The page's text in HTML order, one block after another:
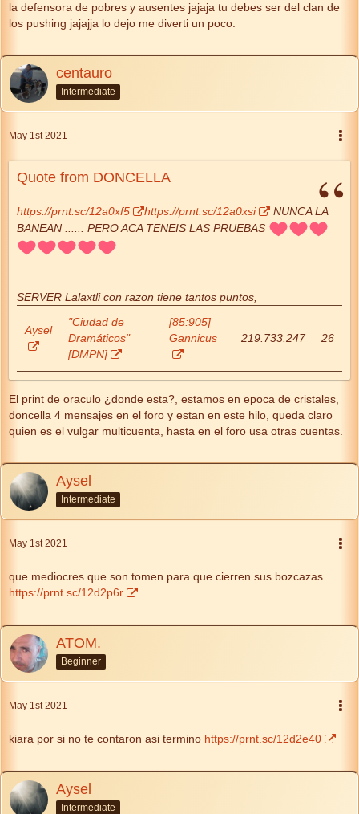
la defensora de pobres y ausentes jajaja tu debes ser del clan de
los pushing jajajja lo dejo me diverti un poco.
centauro
Intermediate
May 1st 2021
Quote from DONCELLA
https://prnt.sc/12a0xf5 https://prnt.sc/12a0xsi
NUNCA LA
BANEAN ...... PERO ACA TENEIS LAS PRUEBAS
SERVER Lalaxtli con razon tiene tantos puntos,
Aysel
"Ciudad de
Dramáticos"
[DMPN]
[85:905]
Gannicus
219.733.247 26
El print de oraculo ¿donde esta?, estamos en epoca de cristales,
doncella 4 mensajes en el foro y estan en este hilo, queda claro
quien es el vulgar multicuenta, hasta en el foro usa otras cuentas.
Aysel
Intermediate
May 1st 2021
que mediocres que son tomen para que cierren sus bozcazas
https://prnt.sc/12d2p6r
ATOM.
Beginner
May 1st 2021
kiara por si no te contaron asi termino https://prnt.sc/12d2e40
Aysel
Intermediate